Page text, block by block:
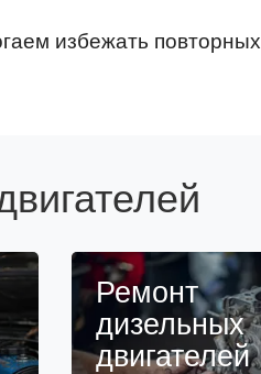
избежать повторных
Ремонт
дизельных
двигателей